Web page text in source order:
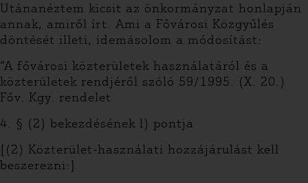
Utánanéztem kicsit az önkormányzat honlapján
annak, amiről írt. Ami a Fővárosi Közgyűlés
döntését illeti, idemásolom a módosítást:
“A fővárosi közterületek használatáról és a
közterületek rendjéről szóló 59/1995. (X. 20.)
Főv. Kgy. rendelet
4. § (2) bekezdésének l) pontja
[(2) Közterület-használati hozzájárulást kell
beszerezni:]